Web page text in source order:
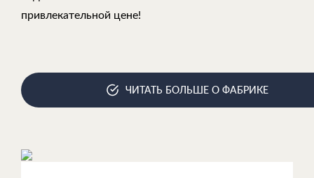
привлекательной цене!
ЧИТАТЬ БОЛЬШЕ О ФАБРИКЕ